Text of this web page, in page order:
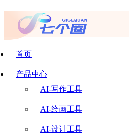
首页
产品中心
AI-写作工具
AI-绘画工具
AI-设计工具